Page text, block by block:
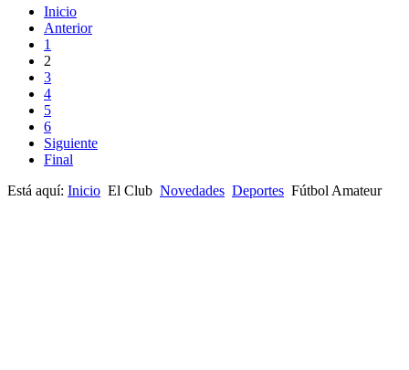
Inicio
Anterior
1
2
3
4
5
6
Siguiente
Final
Está aquí: Inicio El Club Novedades Deportes Fútbol Amateur